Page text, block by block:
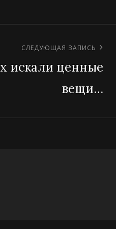
СЛЕДУЮЩАЯ ЗАПИСЬ
искали ценные
вещи…